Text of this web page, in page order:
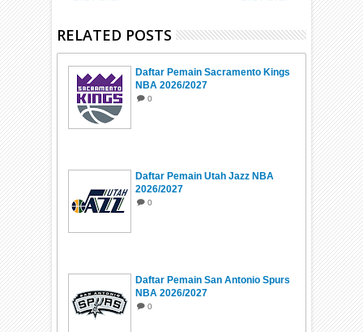
RELATED POSTS
Daftar Pemain Sacramento Kings
NBA 2026/2027
0
Daftar Pemain Utah Jazz NBA
2026/2027
0
Daftar Pemain San Antonio Spurs
NBA 2026/2027
0